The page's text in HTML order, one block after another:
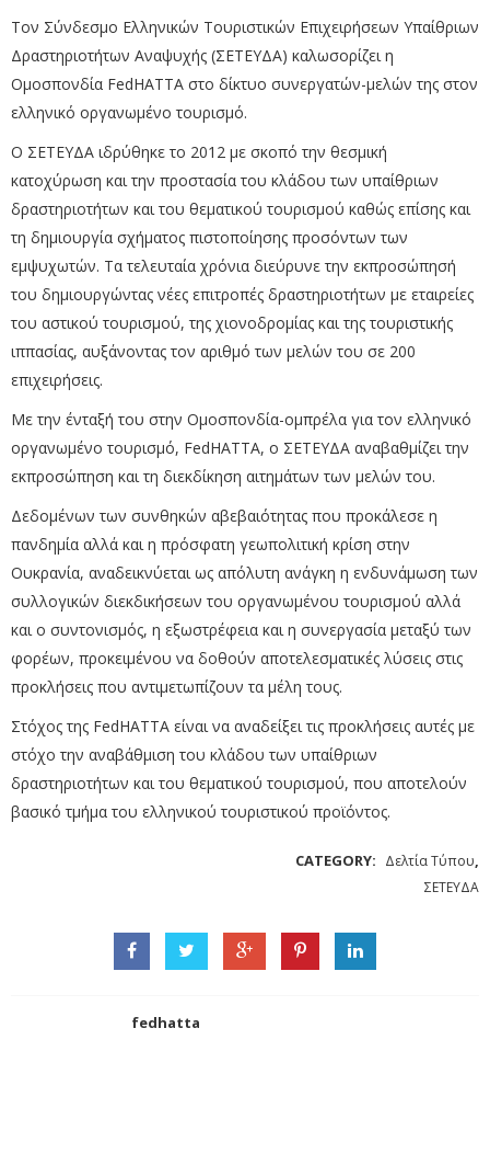
Τον Σύνδεσμο Ελληνικών Τουριστικών Επιχειρήσεων Υπαίθριων
Δραστηριοτήτων Αναψυχής (ΣΕΤΕΥΔΑ) καλωσορίζει η
Ομοσπονδία FedHATTA στο δίκτυο συνεργατών-μελών της στον
ελληνικό οργανωμένο τουρισμό.
Ο ΣΕΤΕΥΔΑ ιδρύθηκε το 2012 με σκοπό την θεσμική
κατοχύρωση και την προστασία του κλάδου των υπαίθριων
δραστηριοτήτων και του θεματικού τουρισμού καθώς επίσης και
τη δημιουργία σχήματος πιστοποίησης προσόντων των
εμψυχωτών. Τα τελευταία χρόνια διεύρυνε την εκπροσώπησή
του δημιουργώντας νέες επιτροπές δραστηριοτήτων με εταιρείες
του αστικού τουρισμού, της χιονοδρομίας και της τουριστικής
ιππασίας, αυξάνοντας τον αριθμό των μελών του σε 200
επιχειρήσεις.
Με την ένταξή του στην Ομοσπονδία-ομπρέλα για τον ελληνικό
οργανωμένο τουρισμό, FedHATTA, ο ΣΕΤΕΥΔΑ αναβαθμίζει την
εκπροσώπηση και τη διεκδίκηση αιτημάτων των μελών του.
Δεδομένων των συνθηκών αβεβαιότητας που προκάλεσε η
πανδημία αλλά και η πρόσφατη γεωπολιτική κρίση στην
Ουκρανία, αναδεικνύεται ως απόλυτη ανάγκη η ενδυνάμωση των
συλλογικών διεκδικήσεων του οργανωμένου τουρισμού αλλά
και ο συντονισμός, η εξωστρέφεια και η συνεργασία μεταξύ των
φορέων, προκειμένου να δοθούν αποτελεσματικές λύσεις στις
προκλήσεις που αντιμετωπίζουν τα μέλη τους.
Στόχος της FedHATTA είναι να αναδείξει τις προκλήσεις αυτές με
στόχο την αναβάθμιση του κλάδου των υπαίθριων
δραστηριοτήτων και του θεματικού τουρισμού, που αποτελούν
βασικό τμήμα του ελληνικού τουριστικού προϊόντος.
CATEGORY: Δελτία Τύπου,
ΣΕΤΕΥΔΑ
fedhatta